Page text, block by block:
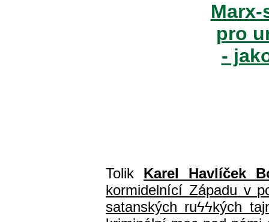
pro
-
Tolik Karel Havlíček
kormidelnící Západu v
satanských ruϟϟkých